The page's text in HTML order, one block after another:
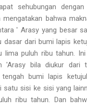
sehubungan
mengatakan bahwa
' Arasy yang besar
dasar dari bumi lapis
lima puluh ribu tahun. Ini
'Arasy bila diukur dari
bumi lapis
satu sisi ke sisi yang
ribu tahun. Dan